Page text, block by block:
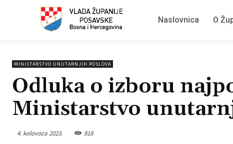
Naslovnica O
MINISTARSTVO UNUTARNJIH POSLOVA
Odluka o izboru
Ministarstvo
4. kolovoza 2023. 818